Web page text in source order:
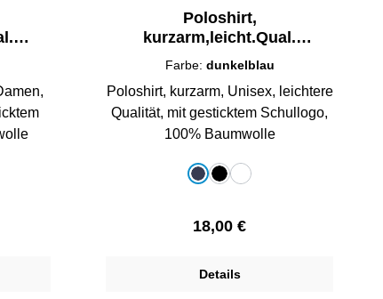
Poloshirt,
kurzarm,leicht.Qual.
Unisex/Teens S-3XL
Farbe: dunkelblau
Poloshirt, kurzarm, Unisex, leichtere
Qualität, mit gesticktem Schullogo,
100% Baumwolle
auswählen
dunkelblau
schwarz
weiß
Regulärer Preis:
18,00 €
Details